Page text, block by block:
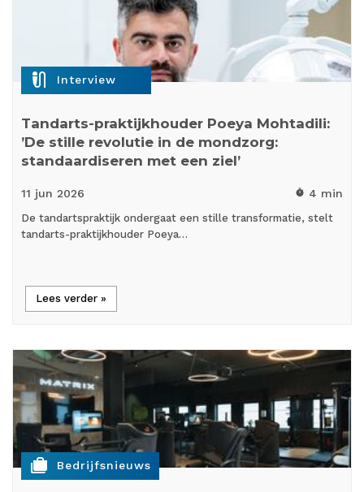
mic_external_on Interview
Tandarts-praktijkhouder Poeya Mohtadili:
’De stille revolutie in de mondzorg:
standaardiseren met een ziel’
11 jun 2026 timer 4 min
De tandartspraktijk ondergaat een stille transformatie, stelt
tandarts-praktijkhouder Poeya…
Lees verder »
cases Bedrijfsnieuws